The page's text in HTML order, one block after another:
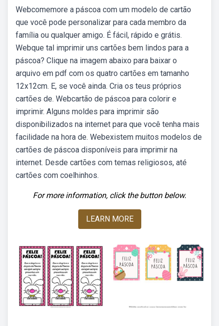
Webcomemore a páscoa com um modelo de cartão
que você pode personalizar para cada membro da
família ou qualquer amigo. É fácil, rápido e grátis.
Webque tal imprimir uns cartões bem lindos para a
páscoa? Clique na imagem abaixo para baixar o
arquivo em pdf com os quatro cartões em tamanho
12x12cm. E, se você ainda. Cria os teus próprios
cartões de. Webcartão de páscoa para colorir e
imprimir. Alguns moldes para imprimir são
disponibilizados na internet para que você tenha mais
facilidade na hora de. Webexistem muitos modelos de
cartões de páscoa disponíveis para imprimir na
internet. Desde cartões com temas religiosos, até
cartões com coelhinhos.
For more information, click the button below.
LEARN MORE